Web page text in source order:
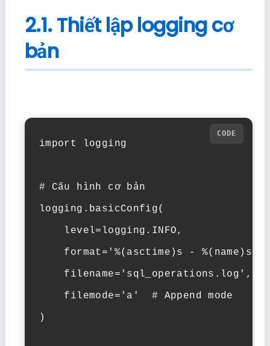
2.1. Thiết lập logging cơ
bản
import logging
# Cấu hình cơ bản
logging.basicConfig(
    level=logging.INFO,
format='%(asctime)s - %(name)s
    filename='sql_operations.log',
    filemode='a'  # Append mode
)